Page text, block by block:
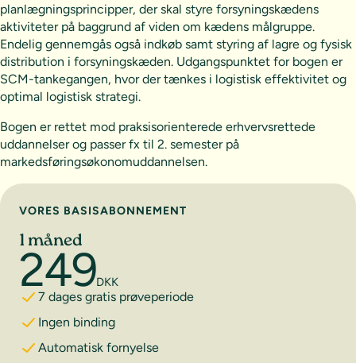
planlægningsprincipper, der skal styre forsyningskædens
aktiviteter på baggrund af viden om kædens målgruppe.
Endelig gennemgås også indkøb samt styring af lagre og fysisk
distribution i forsyningskæden. Udgangspunktet for bogen er
SCM-tankegangen, hvor der tænkes i logistisk effektivitet og
optimal logistisk strategi.
Bogen er rettet mod praksisorienterede erhvervsrettede
uddannelser og passer fx til 2. semester på
markedsføringsøkonomuddannelsen.
Vælg abonnement
VORES BASISABONNEMENT
1 måned
249DKK
7 dages gratis prøveperiode
Ingen binding
Automatisk fornyelse